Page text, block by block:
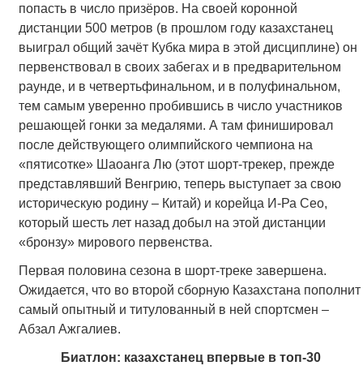
попасть в число призёров. На своей коронной
дистанции 500 метров (в прошлом году казахстанец
выиграл общий зачёт Кубка мира в этой дисциплине) он
первенствовал в своих забегах и в предварительном
раунде, и в четвертьфинальном, и в полуфинальном,
тем самым уверенно пробившись в число участников
решающей гонки за медалями. А там финишировал
после действующего олимпийского чемпиона на
«пятисотке» Шаоанга Лю (этот шорт-трекер, прежде
представлявший Венгрию, теперь выступает за свою
историческую родину – Китай) и корейца И-Ра Сео,
который шесть лет назад добыл на этой дистанции
«бронзу» мирового первенства.
Первая половина сезона в шорт-треке завершена.
Ожидается, что во второй сборную Казахстана пополнит
самый опытный и титулованный в ней спортсмен –
Абзал Ажгалиев.
Биатлон: казахстанец впервые в топ-30